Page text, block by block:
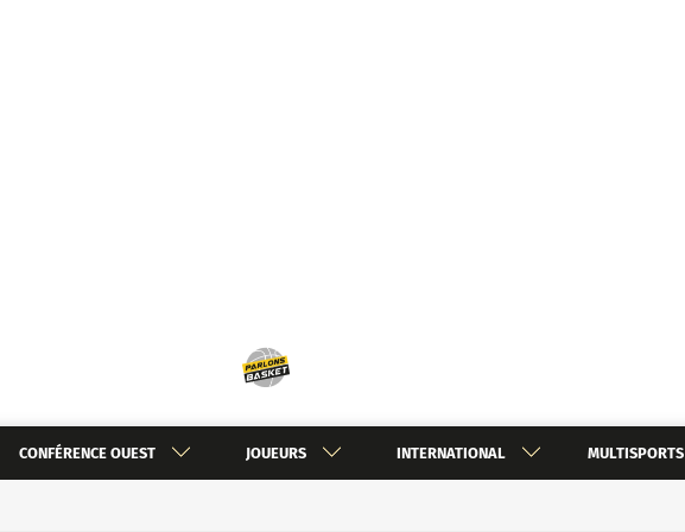
CONFÉRENCE OUEST JOUEURS INTERNATIONAL MULTISPORTS